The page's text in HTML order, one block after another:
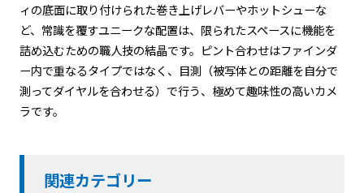
ィの底面に取り付けられた巻き上げレバーやホットシューな
ど、常識を覆すユニークな配置は、限られたスペースに機能を
詰め込むための職人技の結晶です。ピント合わせはファインダ
ー内で重なるタイプではなく、目測（被写体との距離を自分で
測ってダイヤルを合わせる）で行う、極めて趣味性の高いカメ
ラです。
関連カテゴリー